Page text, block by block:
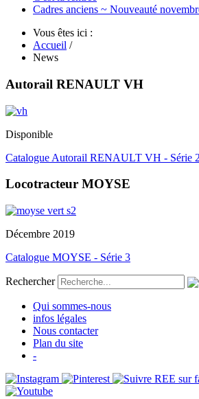
Cadres anciens ~ Nouveauté
Vous êtes ici :
Accueil /
News
Autorail RENAULT VH
Disponible
Catalogue Autorail RENAULT VH - Série 2
Locotracteur MOYSE
Décembre 2019
Catalogue MOYSE - Série 3
Rechercher
Qui sommes-nous
infos légales
Nous contacter
Plan du site
-